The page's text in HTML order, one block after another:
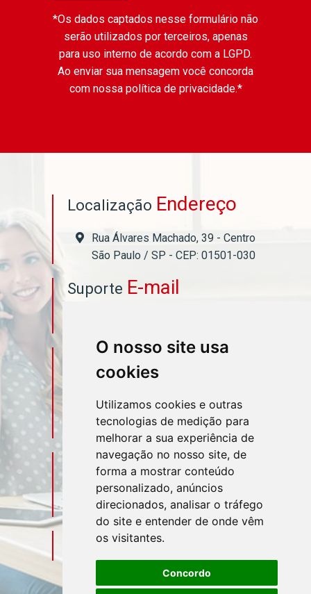
O nosso site usa
cookies
Utilizamos cookies e outras
tecnologias de medição para
melhorar a sua experiência de
navegação no nosso site, de
forma a mostrar conteúdo
personalizado, anúncios
direcionados, analisar o tráfego
do site e entender de onde vêm
os visitantes.
Concordo
*Os dados captados nesse formulário não
serão utilizados por terceiros, apenas
para uso interno de acordo com a LGPD.
Ao enviar sua mensagem você concorda
com nossa política de privacidade.*
Localização Endereço
Rua Álvares Machado, 39 - Centro
São Paulo / SP - CEP: 01501-030
Suporte E-mail
ContatoTelefone
(11) 95580-4449
RedesSociais
Mapa do Escritório